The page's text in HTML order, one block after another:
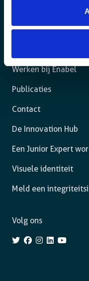
Het agentschap
Werken bij Enabel
Publicaties
Contact
De Innovation Hub
Een Junior Expert
Visuele identiteit
Meld een
Volg ons